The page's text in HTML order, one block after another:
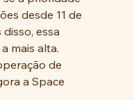
desde 11 de
essa
mais alta.
de
a Space